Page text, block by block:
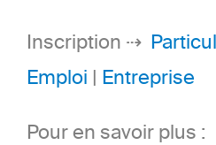
Inscription ⇢
Emploi | Entreprise
Pour en savoir plus :